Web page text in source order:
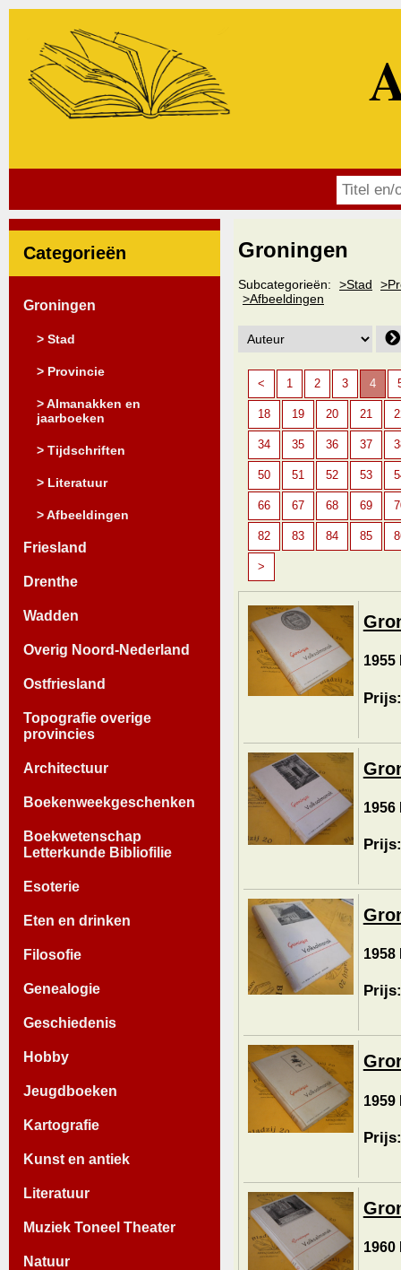
Categorieën
Groningen
> Stad
> Provincie
> Almanakken en
jaarboeken
> Tijdschriften
> Literatuur
> Afbeeldingen
Friesland
Drenthe
Wadden
Overig Noord-Nederland
Ostfriesland
Topografie overige
provincies
Architectuur
Boekenweekgeschenken
Boekwetenschap
Letterkunde Bibliofilie
Esoterie
Eten en drinken
Filosofie
Genealogie
Geschiedenis
Hobby
Jeugdboeken
Kartografie
Kunst en antiek
Literatuur
Muziek Toneel Theater
Natuur
Groningen
Subcategorieën: >Stad
>Afbeeldingen
< 1 2 3 4
18 19 20 21
34 35 36 37
50 51 52 53
66 67 68 69
82 83 84 85
>
1955
1956
1958
1959
1960